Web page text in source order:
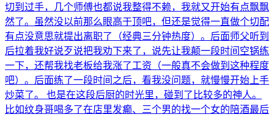
切到过手，几个师傅也都说我整得不赖，我就又开始有点飘飘
然了。虽然没以前那么眼高于顶吧，但还是觉得一直做个切配
有点没意思就提出离职了（经典三分钟热度）。后面师父听到
后拉着我好说歹说把我劝下来了，说先让我颠一段时间空锅练
一下，还帮我找老板给我涨了工资（一般真不会做到这种程度
吧）。后面练了一段时间之后，看我没问题，就慢慢开始上手
炒菜了。 也是在这段后厨的时光里，碰到了比较多的神人。
比如纹身哥喝多了在店里发癫、三个男的找一个女的陪酒最后